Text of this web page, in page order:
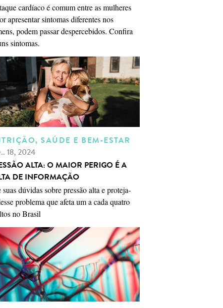
cardíaco é comum entre as mulheres
apresentar sintomas diferentes nos
podem passar despercebidos. Confira
sintomas.
SAÚDE E BEM-ESTAR
18, 2024
ALTA: O MAIOR PERIGO É A
DE INFORMAÇÃO
dúvidas sobre pressão alta e proteja-
problema que afeta um a cada quatro
no Brasil